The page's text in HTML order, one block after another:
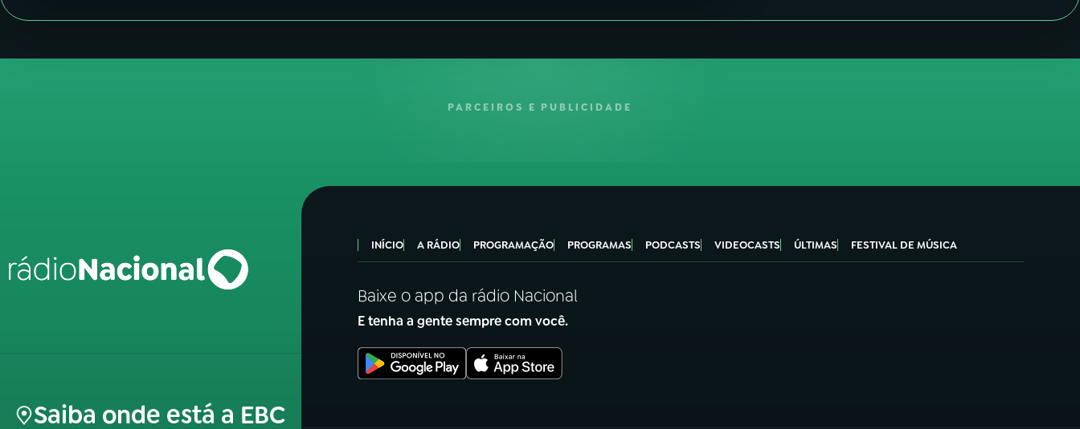
PARCEIROS E PUBLICIDADE
Saiba onde está a EBC
INÍCIO A RÁDIO PROGRAMAÇÃO PROGRAMAS PODCASTS VIDEOCASTS ÚLTIMAS FESTIVAL DE MÚSICA
Baixe o app da rádio Nacional
E tenha a gente sempre com você.